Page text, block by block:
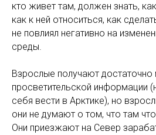
кто живет там, должен знать,
как к ней относиться, как
не повлиял негативно на
среды.
Взрослые получают достаточно
просветительской информации
себя вести в Арктике), но
они не думают о том, что там
Они приезжают на Север